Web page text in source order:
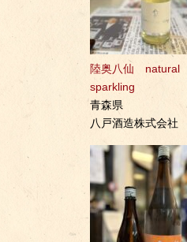
陸奥八仙 natural
sparkling
青森県
八戸酒造株式会社